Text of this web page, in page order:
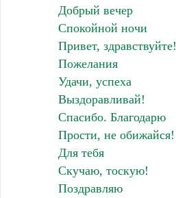
Добрый вечер
Спокойной ночи
Привет, здравствуйте!
Пожелания
Удачи, успеха
Выздоравливай!
Спасибо. Благодарю
Прости, не обижайся!
Для тебя
Скучаю, тоскую!
Поздравляю